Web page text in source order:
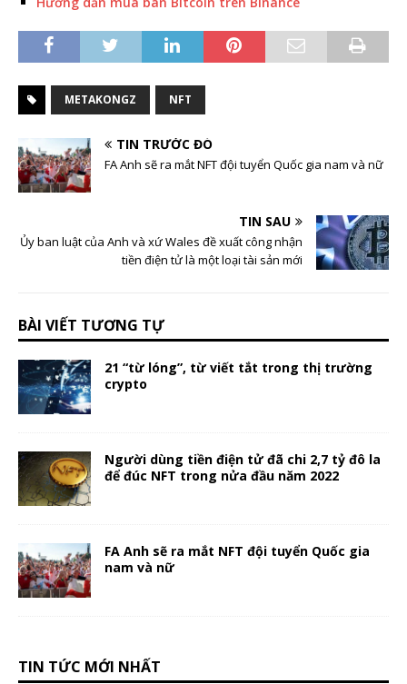
METAKONGZ NFT
TIN TRƯỚC ĐÓ
FA Anh sẽ ra mắt NFT đội tuyển Quốc gia nam và nữ
TIN SAU
Ủy ban luật của Anh và xứ Wales đề xuất công nhận
tiền điện tử là một loại tài sản mới
BÀI VIẾT TƯƠNG TỰ
21 “từ lóng”, từ viết tắt trong thị trường
crypto
Người dùng tiền điện tử đã chi 2,7 tỷ đô la
để đúc NFT trong nửa đầu năm 2022
FA Anh sẽ ra mắt NFT đội tuyển Quốc gia
nam và nữ
TIN TỨC MỚI NHẤT